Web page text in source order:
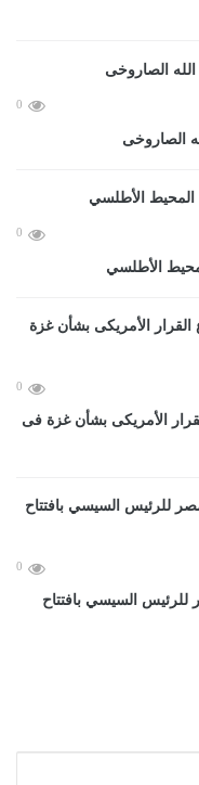
0
0
الأطلسي
0
الأمريكى بشأن غزة فى
0
السيسي بافتتاح